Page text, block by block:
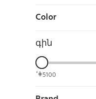
Color
գին
5100